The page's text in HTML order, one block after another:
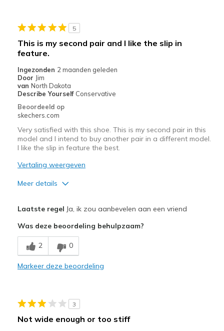
Travel
Width
Sizing
Feels true to size
View On Shoes
5
This is my second pair and I like the slip in
feature.
Ingezonden 2 maanden geleden
Door Jim
van North Dakota
Describe Yourself Conservative
Beoordeeld op
skechers.com
Very satisfied with this shoe. This is my second pair in this
model and I intend to buy another pair in a different model.
I like the slip in feature the best.
Vertaling weergeven
Meer details
Comfortable
Stylish
Going Out
Laatste regel Ja, ik zou aanbevelen aan een vriend
Was deze beoordeling behulpzaam?
2 0
Markeer deze beoordeling
3
Not wide enough or too stiff